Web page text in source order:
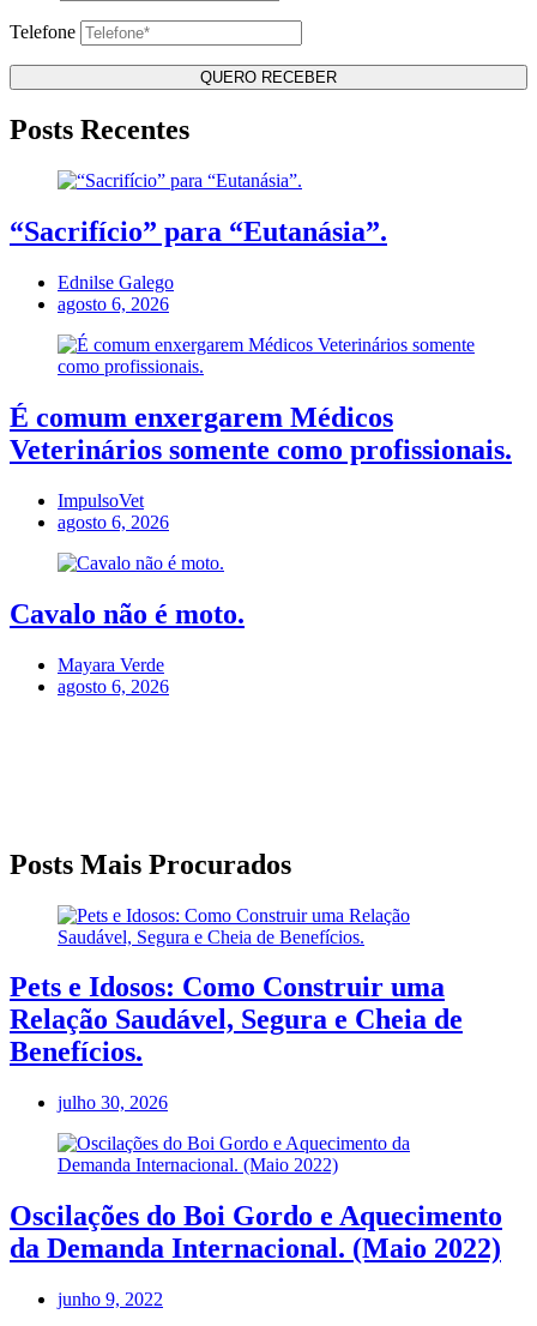
Telefone
Posts Recentes
“Sacrifício” para “Eutanásia”.
Ednilse Galego
agosto 6, 2026
É comum enxergarem Médicos
Veterinários somente como profissionais.
ImpulsoVet
agosto 6, 2026
Cavalo não é moto.
Mayara Verde
agosto 6, 2026
Posts Mais Procurados
Pets e Idosos: Como Construir uma
Relação Saudável, Segura e Cheia de
Benefícios.
julho 30, 2026
Oscilações do Boi Gordo e Aquecimento
da Demanda Internacional. (Maio 2022)
junho 9, 2022